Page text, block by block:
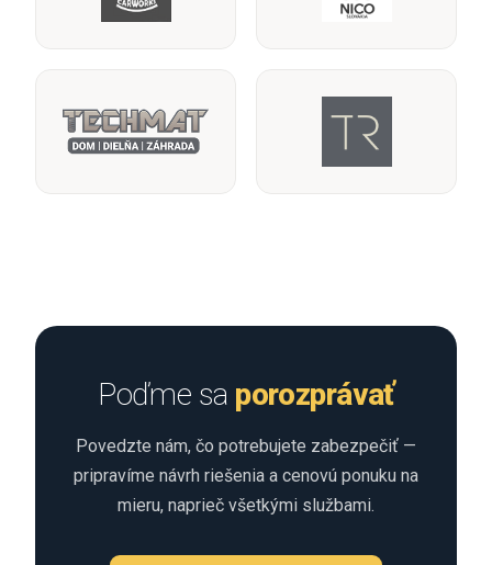
Poďme sa porozprávať
Povedzte nám, čo potrebujete zabezpečiť —
pripravíme návrh riešenia a cenovú ponuku na
mieru, naprieč všetkými službami.